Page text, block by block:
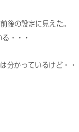
後の設定に見えた。
・・・
分かっているけど・・